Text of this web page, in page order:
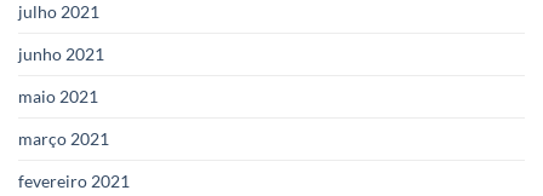
julho 2021
junho 2021
maio 2021
março 2021
fevereiro 2021